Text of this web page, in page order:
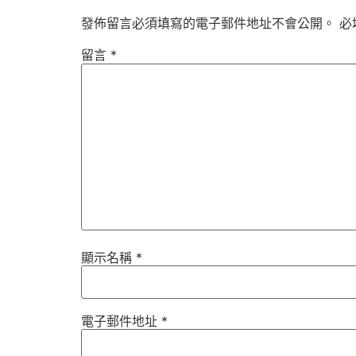
發佈留言必須填寫的電子郵件地址不會公開。 必
留言 *
顯示名稱 *
電子郵件地址 *